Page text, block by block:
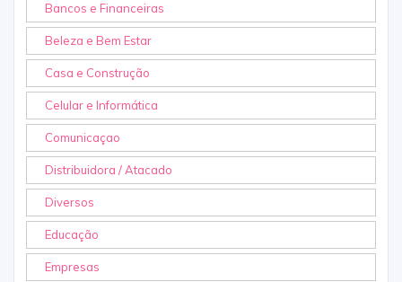
Bancos e Financeiras
Beleza e Bem Estar
Casa e Construção
Celular e Informática
Comunicaçao
Distribuidora / Atacado
Diversos
Educação
Empresas